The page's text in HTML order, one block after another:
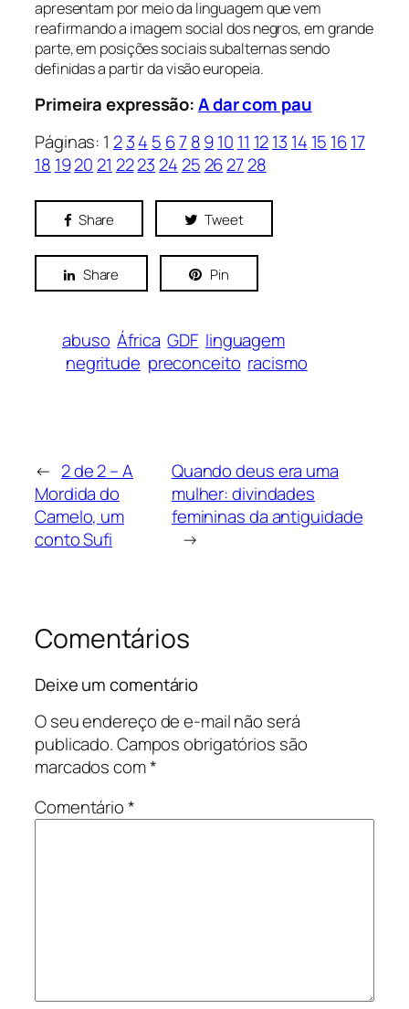
apresentam por meio da linguagem que vem
reafirmando a imagem social dos negros, em grande
parte, em posições sociais subalternas sendo
definidas a partir da visão europeia.
Primeira expressão:A dar com pau
Páginas: 1 2 34 5 67 8910 11 1213 14 15 1617
18 1920 21 2223 24 25 262728
Share Tweet
Share Pin
abuso África GDF linguagem
negritude preconceito racismo
← 2 de 2 – A
Mordida do
Camelo, um
conto Sufi
Quando deus era uma
mulher: divindades
femininas da antiguidade
→
Comentários
Deixe um comentário
O seu endereço de e-mail não será
publicado.Campos obrigatórios são
marcados com*
Comentário*